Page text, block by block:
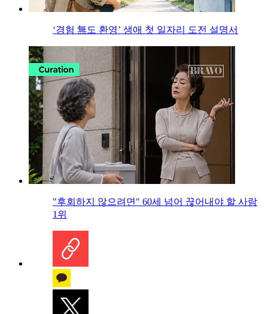
‘경험 無도 환영’ 생애 첫 일자리 도전 설명서
"후회하지 않으려면" 60세 넘어 끊어내야 할 사람
1위